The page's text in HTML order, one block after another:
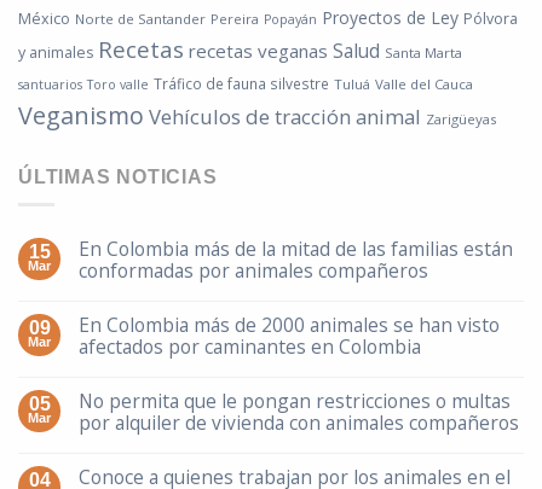
México Norte de Santander Pereira Popayán Proyectos de Ley Pólvora
y animales Recetas recetas veganas Salud Santa Marta
santuarios Toro valle Tráfico de fauna silvestre Tuluá Valle del Cauca
Veganismo Vehículos de tracción animal Zarigüeyas
ÚLTIMAS NOTICIAS
15
Mar
En Colombia más de la mitad de las familias están
conformadas por animales compañeros
09
Mar
En Colombia más de 2000 animales se han visto
afectados por caminantes en Colombia
05
Mar
No permita que le pongan restricciones o multas
por alquiler de vivienda con animales compañeros
04
Conoce a quienes trabajan por los animales en el